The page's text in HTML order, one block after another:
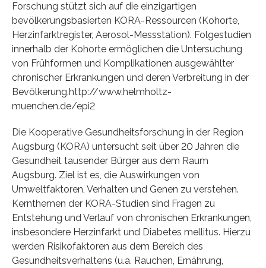
Forschung stützt sich auf die einzigartigen
bevölkerungsbasierten KORA-Ressourcen (Kohorte,
Herzinfarktregister, Aerosol-Messstation). Folgestudien
innerhalb der Kohorte ermöglichen die Untersuchung
von Frühformen und Komplikationen ausgewählter
chronischer Erkrankungen und deren Verbreitung in der
Bevölkerung.http://www.helmholtz-
muenchen.de/epi2
Die Kooperative Gesundheitsforschung in der Region
Augsburg (KORA) untersucht seit über 20 Jahren die
Gesundheit tausender Bürger aus dem Raum
Augsburg. Ziel ist es, die Auswirkungen von
Umweltfaktoren, Verhalten und Genen zu verstehen.
Kernthemen der KORA-Studien sind Fragen zu
Entstehung und Verlauf von chronischen Erkrankungen,
insbesondere Herzinfarkt und Diabetes mellitus. Hierzu
werden Risikofaktoren aus dem Bereich des
Gesundheitsverhaltens (u.a. Rauchen, Ernährung,